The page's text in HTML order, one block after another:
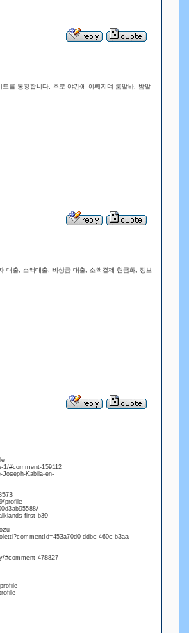
를 통칭합니다. 주로 야간에 이뤄지며 룸알바, 밤알
대출; 소액대출; 비상금 대출; 소액결제 현금화; 정보
1/#comment-159112
Kabila-en-
profile
first-b39
ddbc-460c-b3aa-
#comment-478827